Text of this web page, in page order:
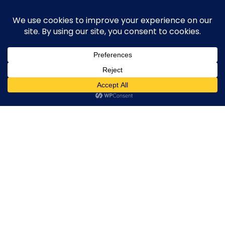
content
execute-stylife.com
upload it including a road bike of l1stylish and
other hobbies
O
O
E
202105100825
202105100825
l1stylish202105100825
0 Comments